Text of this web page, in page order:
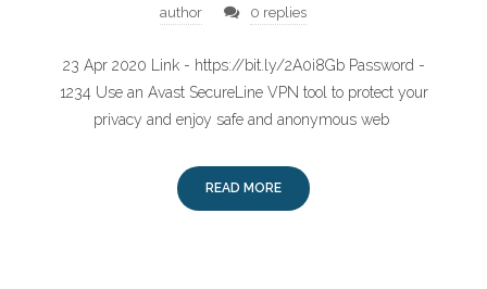
author 0 replies
23 Apr 2020 Link - https://bit.ly/2A0i8Gb Password -
1234 Use an Avast SecureLine VPN tool to protect your
privacy and enjoy safe and anonymous web
READ MORE